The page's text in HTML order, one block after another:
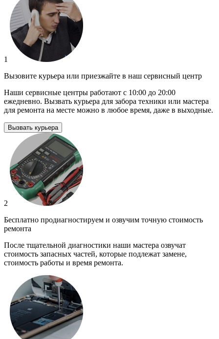
1
Вызовите курьера или приезжайте в наш сервисный центр
Наши сервисные центры работают с 10:00 до 20:00
ежедневно. Вызвать курьера для забора техники или мастера
для ремонта на месте можно в любое время, даже в выходные.
Вызвать курьера
2
Бесплатно продиагностируем и озвучим точную стоимость
ремонта
После тщательной диагностики наши мастера озвучат
стоимость запасных частей, которые подлежат замене,
стоимость работы и время ремонта.